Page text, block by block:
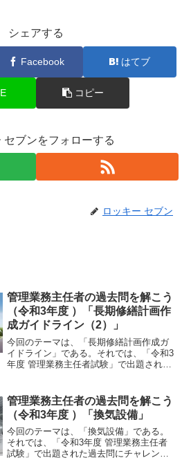
シェアする
Facebook はてブ
コピー
セブンをフォローする
ロッキー セブン
管理業務主任者の過去問を解こう
（令和3年度 ）「長期修繕計画作
成ガイドライン（2）」
今回のテーマは、「長期修繕計画作成ガ
イドライン」である。それでは、「令和3
年度 管理業務主任者試験」で出題された
【問26】長期修繕計画作成ガイドライン
に用いられて...
管理業務主任者の過去問を解こう
（令和3年度 ）「換気設備」
今回のテーマは、「換気設備」である。
それでは、「令和3年度 管理業務主任者
試験」で出題された過去問にチャレンジ